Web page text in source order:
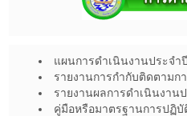
แผนการดำเนินงานประจำปี
รายงานการกำกับติดตามก
รายงานผลการดำเนินงาน
คู่มือหรือมาตรฐานการปฏิบั